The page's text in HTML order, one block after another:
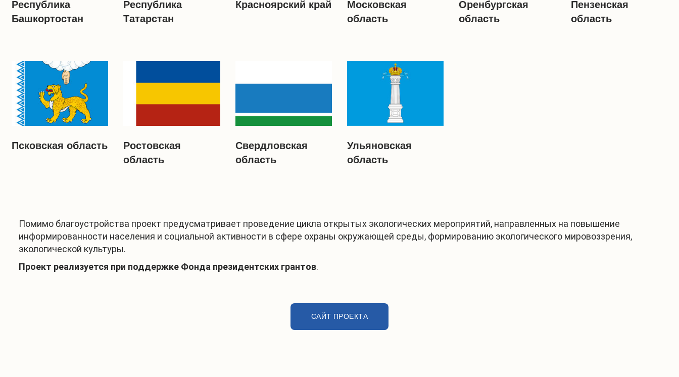
Республика
Башкортостан
Республика
Татарстан
Красноярский край
Московская
область
Оренбургская
область
Пензенская
область
Псковская область
Ростовская
область
Свердловская
область
Ульяновская
область
Помимо благоустройства проект предусматривает проведение цикла открытых экологических мероприятий, направленных на повышение
информированности населения и социальной активности в сфере охраны окружающей среды, формированию экологического мировоззрения,
экологической культуры.
Проект реализуется при поддержке Фонда президентских грантов.
САЙТ ПРОЕКТА